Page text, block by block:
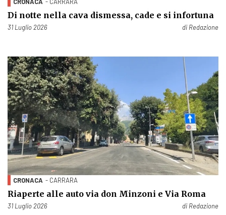
Di notte nella cava dismessa, cade e si infortuna
Pubblicato il
31 Luglio 2026 di Redazione
CRONACA - CARRARA
Riaperte alle auto via don Minzoni e Via Roma
Pubblicato il
31 Luglio 2026 di Redazione